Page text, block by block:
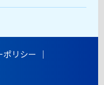
ポリシー